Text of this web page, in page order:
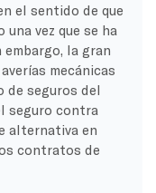
el sentido de que
vez que se ha
la gran
mecánicas
de seguros del
seguro contra
alternativa en
contratos de